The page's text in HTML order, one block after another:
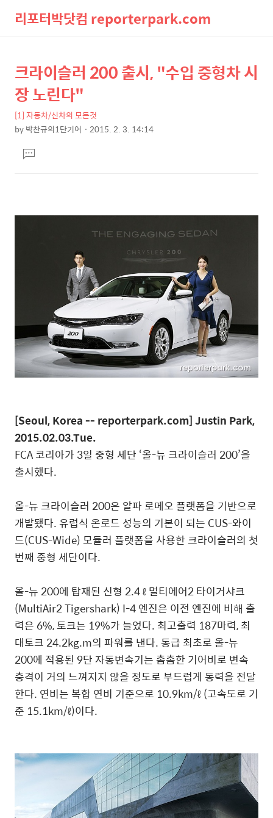
리포터박닷컴 reporterpark.com
색
뉴
상
세
컨
텐
본
제
목
크라이슬러 200 출시, "수입 중형차 시
장 노린다"
[1] 자동차/신차의 모든것
by박찬규의1단기어 2015. 2. 3. 14:14
문댓
글
[Seoul, Korea -- reporterpark.com] Justin Park,
2015.02.03.Tue.
FCA 코리아가 3일 중형 세단 ‘올-뉴 크라이슬러 200’을
출시했다.
올-뉴 크라이슬러 200은 알파 로메오 플랫폼을 기반으로
개발됐다. 유럽식 온로드 성능의 기본이 되는 CUS-와이
드(CUS-Wide) 모듈러 플랫폼을 사용한 크라이슬러의 첫
번째 중형 세단이다.
올-뉴 200에 탑재된 신형 2.4 ℓ 멀티에어2 타이거샤크
(MultiAir2 Tigershark) I-4 엔진은 이전 엔진에 비해 출
력은 6%, 토크는 19%가 늘었다. 최고출력 187마력, 최
대토크 24.2kg.m의 파워를 낸다. 동급 최초로 올-뉴
200에 적용된 9단 자동변속기는 촘촘한 기어비로 변속
충격이 거의 느껴지지 않을 정도로 부드럽게 동력을 전달
한다. 연비는 복합 연비 기준으로 10.9km/ℓ (고속도로 기
준 15.1km/ℓ)이다.